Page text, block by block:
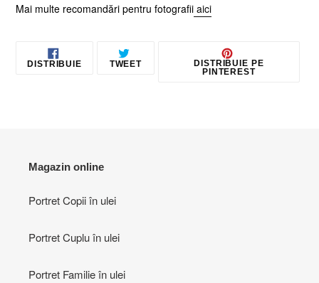
Mai multe recomandări pentru fotografii aici
DISTRIBUIE DISTRIBUIE
TWEETTRIMITE
DISTRIBUIE PE
PINTEREST
Magazin online
Portret Copii în ulei
Portret Cuplu în ulei
Portret Familie în ulei